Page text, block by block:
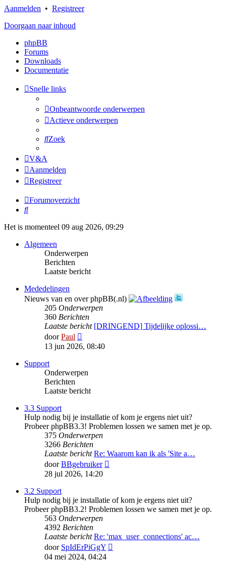
Aanmelden • Registreer
Doorgaan naar inhoud
phpBB
Forums
Downloads
Documentatie
Snelle links
Onbeantwoorde onderwerpen
Actieve onderwerpen
Zoek
V&A
Aanmelden
Registreer
Forumoverzicht
Zoek
Het is momenteel 09 aug 2026, 09:29
Algemeen
Onderwerpen
Berichten
Laatste bericht
Mededelingen
Nieuws van en over phpBB(.nl)
205 Onderwerpen
360 Berichten
Laatste bericht [DRINGEND] Tijdelijke oplossi…
doorPaul
laatste
bericht
13 jun 2026, 08:40
Support
Onderwerpen
Berichten
Laatste bericht
3.3 Support
Hulp nodig bij je installatie of kom je ergens niet uit?
Probeer phpBB3.3! Problemen lossen we samen met je op.
375 Onderwerpen
3266 Berichten
Laatste bericht Re: Waarom kan ik als 'Site a…
doorBBgebruiker
28 jul 2026, 14:20
3.2 Support
Hulp nodig bij je installatie of kom je ergens niet uit?
Probeer phpBB3.2! Problemen lossen we samen met je op.
563 Onderwerpen
4392 Berichten
Laatste bericht Re: 'max_user_connections' ac…
door SpIdErPiGgY
04 mei 2024, 04:24